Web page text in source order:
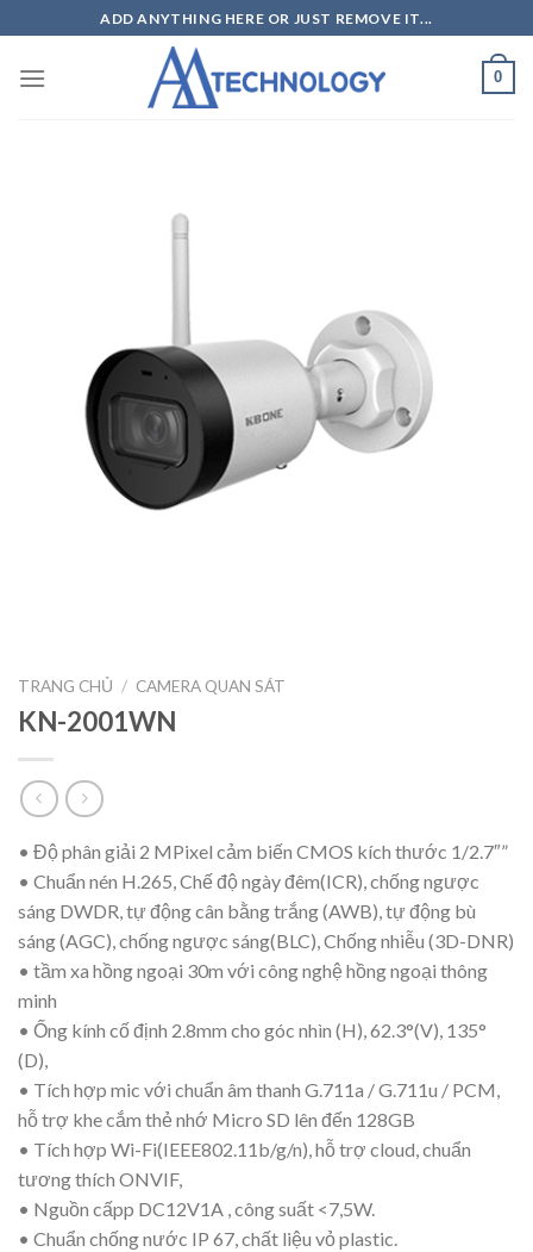
to
content
ADD ANYTHING HERE OR JUST REMOVE IT...
0
TRANG CHỦ / CAMERA QUAN SÁT
KN-2001WN
• Độ phân giải 2 MPixel cảm biến CMOS kích thước 1/2.7″”
• Chuẩn nén H.265, Chế độ ngày đêm(ICR), chống ngược
sáng DWDR, tự động cân bằng trắng (AWB), tự động bù
sáng (AGC), chống ngược sáng(BLC), Chống nhiễu (3D-DNR)
• tầm xa hồng ngoại 30m với công nghệ hồng ngoại thông
minh
• Ống kính cố định 2.8mm cho góc nhìn (H), 62.3°(V), 135°
(D),
• Tích hợp mic với chuẩn âm thanh G.711a / G.711u / PCM,
hỗ trợ khe cắm thẻ nhớ Micro SD lên đến 128GB
• Tích hợp Wi-Fi(IEEE802.11b/g/n), hỗ trợ cloud, chuẩn
tương thích ONVIF,
• Nguồn cấpp DC12V1A , công suất <7,5W.
• Chuẩn chống nước IP 67, chất liệu vỏ plastic.